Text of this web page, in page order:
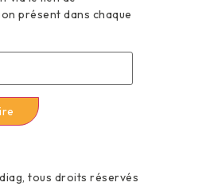
présent dans chaque
tous droits réservés